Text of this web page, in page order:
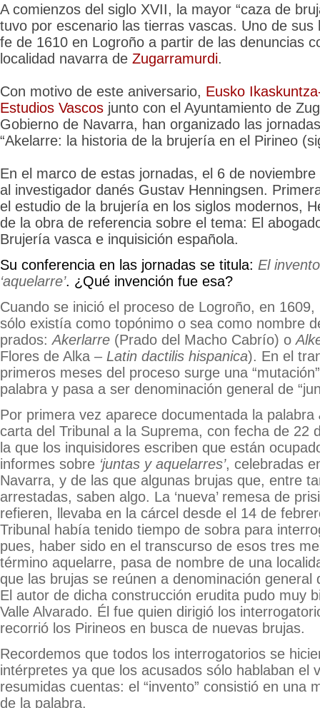
A comienzos del siglo XVII, la mayor “caza de
tuvo por escenario las tierras vascas. Uno de sus
fe de 1610 en Logroño a partir de las denuncias
localidad navarra de Zugarramurdi.
Con motivo de este aniversario, Eusko
Estudios Vascos junto con el Ayuntamiento de
Gobierno de Navarra, han organizado las
“Akelarre: la historia de la brujería en el Pirineo
En el marco de estas jornadas, el 6 de
al investigador danés Gustav Henningsen.
el estudio de la brujería en los siglos modernos,
de la obra de referencia sobre el tema: El
Brujería vasca e inquisición española.
Su conferencia en las jornadas se titula: El
‘aquelarre’. ¿Qué invención fue esa?
Cuando se inició el proceso de Logroño, en
sólo existía como topónimo o sea como nombre
prados: Akerlarre (Prado del Macho Cabrío) o
Flores de Alka – Latin dactilis hispanica). En el
primeros meses del proceso surge una
palabra y pasa a ser denominación general de
Por primera vez aparece documentada la palabra
carta del Tribunal a la Suprema, con fecha de 22
la que los inquisidores escriben que están
informes sobre ‘juntas y aquelarres’, celebradas
Navarra, y de las que algunas brujas que, entre
arrestadas, saben algo. La ‘nueva’ remesa de
refieren, llevaba en la cárcel desde el 14 de
Tribunal había tenido tiempo de sobra para
pues, haber sido en el transcurso de esos tres
término aquelarre, pasa de nombre de una
que las brujas se reúnen a denominación general
El autor de dicha construcción erudita pudo muy
Valle Alvarado. Él fue quien dirigió los
recorrió los Pirineos en busca de nuevas brujas.
Recordemos que todos los interrogatorios se
intérpretes ya que los acusados sólo hablaban el
resumidas cuentas: el “invento” consistió en una
de la palabra.